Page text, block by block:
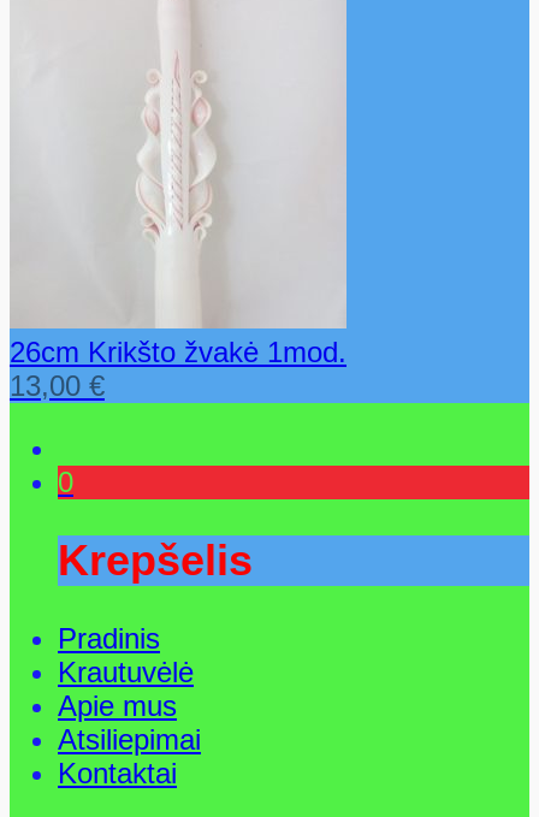
26cm Krikšto žvakė 1mod.
13,00 €
0
Krepšelis
Pradinis
Krautuvėlė
Apie mus
Atsiliepimai
Kontaktai